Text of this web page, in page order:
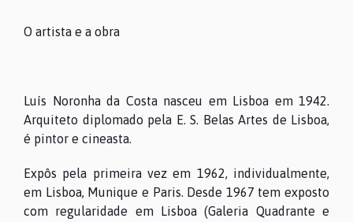
O artista e a obra
Luís Noronha da Costa nasceu em Lisboa em 1942.
Arquiteto diplomado pela E. S. Belas Artes de Lisboa,
é pintor e cineasta.
Expôs pela primeira vez em 1962, individualmente,
em Lisboa, Munique e Paris. Desde 1967 tem exposto
com regularidade em Lisboa (Galeria Quadrante e